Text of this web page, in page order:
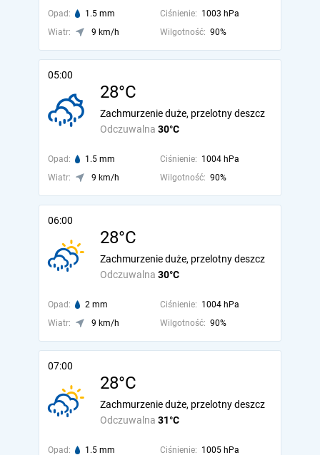
Opad: 1.5 mm Ciśnienie: 1003 hPa
Wiatr:
9 km/h Wilgotność: 90%
05:00
28°C
Odczuwalna 30°C
Zachmurzenie duże, przelotny deszcz
Opad: 1.5 mm Ciśnienie: 1004 hPa
Wiatr:
9 km/h Wilgotność: 90%
06:00
28°C
Odczuwalna 30°C
Zachmurzenie duże, przelotny deszcz
Opad: 2 mm Ciśnienie: 1004 hPa
Wiatr:
9 km/h Wilgotność: 90%
07:00
28°C
Odczuwalna 31°C
Zachmurzenie duże, przelotny deszcz
Opad: 1.5 mm Ciśnienie: 1005 hPa